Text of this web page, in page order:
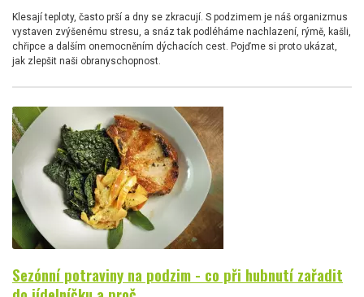
Klesají teploty, často prší a dny se zkracují. S podzimem je náš organizmus
vystaven zvýšenému stresu, a snáz tak podléháme nachlazení, rýmě, kašli,
chřipce a dalším onemocněním dýchacích cest. Pojďme si proto ukázat,
jak zlepšit naši obranyschopnost.
Sezónní potraviny na podzim - co při hubnutí zařadit